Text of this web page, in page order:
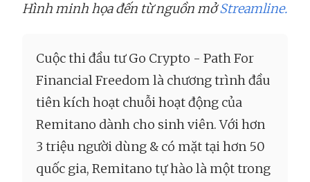
Hình minh họa đến từ nguồn mởStreamline.
Cuộc thi đầu tư Go Crypto - Path For
Financial Freedom là chương trình đầu
tiên kích hoạt chuỗi hoạt động của
Remitano dành cho sinh viên. Với hơn
3 triệu người dùng & có mặt tại hơn 50
quốc gia, Remitano tự hào là một trong